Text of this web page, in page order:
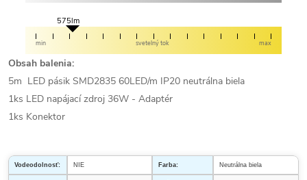
575lm
min svetelný tok max
Obsah balenia:
5m LED pásik SMD2835 60LED/m IP20 neutrálna biela
1ks LED napájací zdroj 36W - Adaptér
1ks Konektor
Vodeodolnosť: NIE Farba: Neutrálna biela